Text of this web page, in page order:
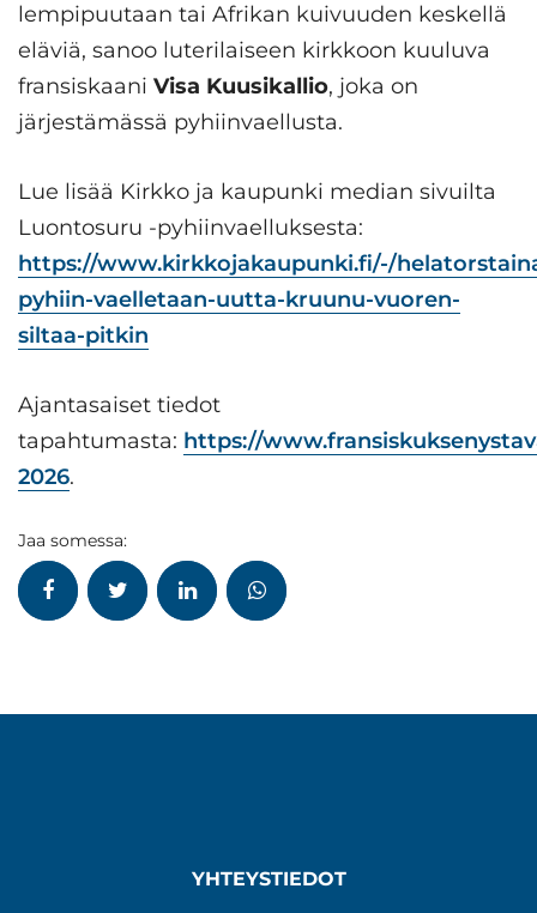
lempipuutaan tai Afrikan kuivuuden keskellä
eläviä, sanoo luterilaiseen kirkkoon kuuluva
fransiskaani Visa Kuusikallio, joka on
järjestämässä pyhiin­vaellusta.
Lue lisää Kirkko ja kaupunki median sivuilta
Luontosuru -pyhiinvaelluksesta:
https://www.kirkkojakaupunki.fi/-/
pyhiin-vaelletaan-uutta-kruunu-vuoren-
siltaa-pitkin
Ajantasaiset tiedot
tapahtumasta: https://
2026.
Jaa somessa:
YHTEYSTIEDOT